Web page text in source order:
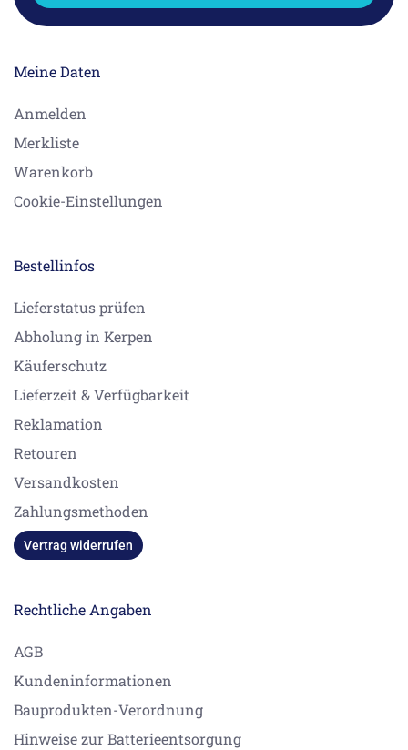
Meine Daten
Anmelden
Merkliste
Warenkorb
Cookie-Einstellungen
Bestellinfos
Lieferstatus prüfen
Abholung in Kerpen
Käuferschutz
Lieferzeit & Verfügbarkeit
Reklamation
Retouren
Versandkosten
Zahlungsmethoden
Vertrag widerrufen
Rechtliche Angaben
AGB
Kundeninformationen
Bauprodukten-Verordnung
Hinweise zur Batterieentsorgung